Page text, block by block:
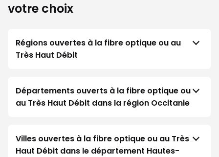
votre choix
Régions ouvertes à la fibre optique ou au
Très Haut Débit
Départements ouverts à la fibre optique ou
au Très Haut Débit dans la région Occitanie
Villes ouvertes à la fibre optique ou au Très
Haut Débit dans le département Hautes-